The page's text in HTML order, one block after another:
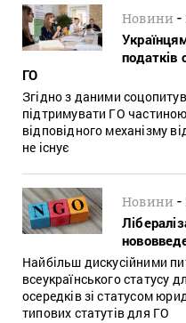
Новини -
податків
ГО
Згідно з даними
підтримувати ГО
відповідного механізму
не існує
Новини -
Найбільш дискусійними
всеукраїнського статусу
осередків зі статусом
типових статутів для ГО